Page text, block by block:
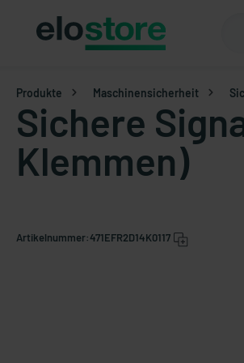
Produkte Maschinensicherheit
Sichere
Klemmen)
Artikelnummer:471EFR2D14K0117